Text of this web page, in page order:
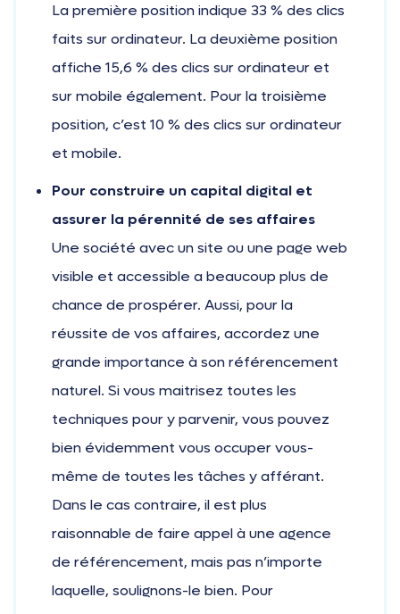
La première position indique 33 % des clics
faits sur ordinateur. La deuxième position
affiche 15,6 % des clics sur ordinateur et
sur mobile également. Pour la troisième
position, c’est 10 % des clics sur ordinateur
et mobile.
Pour construire un capital digital et
assurer la pérennité de ses affaires
Une société avec un site ou une page web
visible et accessible a beaucoup plus de
chance de prospérer. Aussi, pour la
réussite de vos affaires, accordez une
grande importance à son référencement
naturel. Si vous maitrisez toutes les
techniques pour y parvenir, vous pouvez
bien évidemment vous occuper vous-
même de toutes les tâches y afférant.
Dans le cas contraire, il est plus
raisonnable de faire appel à une agence
de référencement, mais pas n’importe
laquelle, soulignons-le bien. Pour